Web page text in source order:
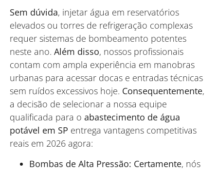
Sem dúvida, injetar água em reservatórios
elevados ou torres de refrigeração complexas
requer sistemas de bombeamento potentes
neste ano. Além disso, nossos profissionais
contam com ampla experiência em manobras
urbanas para acessar docas e entradas técnicas
sem ruídos excessivos hoje. Consequentemente,
a decisão de selecionar a nossa equipe
qualificada para o abastecimento de água
potável em SP entrega vantagens competitivas
reais em 2026 agora:
Bombas de Alta Pressão: Certamente, nós